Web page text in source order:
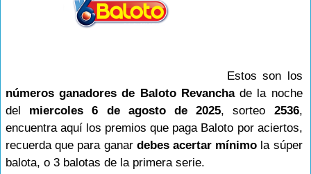
Estos son los
números ganadores de Baloto Revanchade la noche
del miercoles 6 de agosto de 2025, sorteo 2536,
encuentra aquí los premios que paga Baloto por aciertos,
recuerda que para ganar debes acertar mínimo la súper
balota, o 3 balotas de la primera serie.